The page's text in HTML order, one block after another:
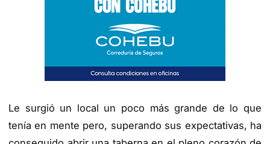
Le surgió un local un poco más grande de lo que
tenía en mente pero, superando sus expectativas, ha